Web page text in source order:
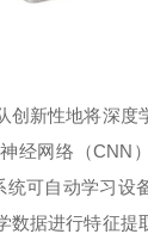
创新性地将深度
经网络（CNN
统可自动学习设
据进行特征提